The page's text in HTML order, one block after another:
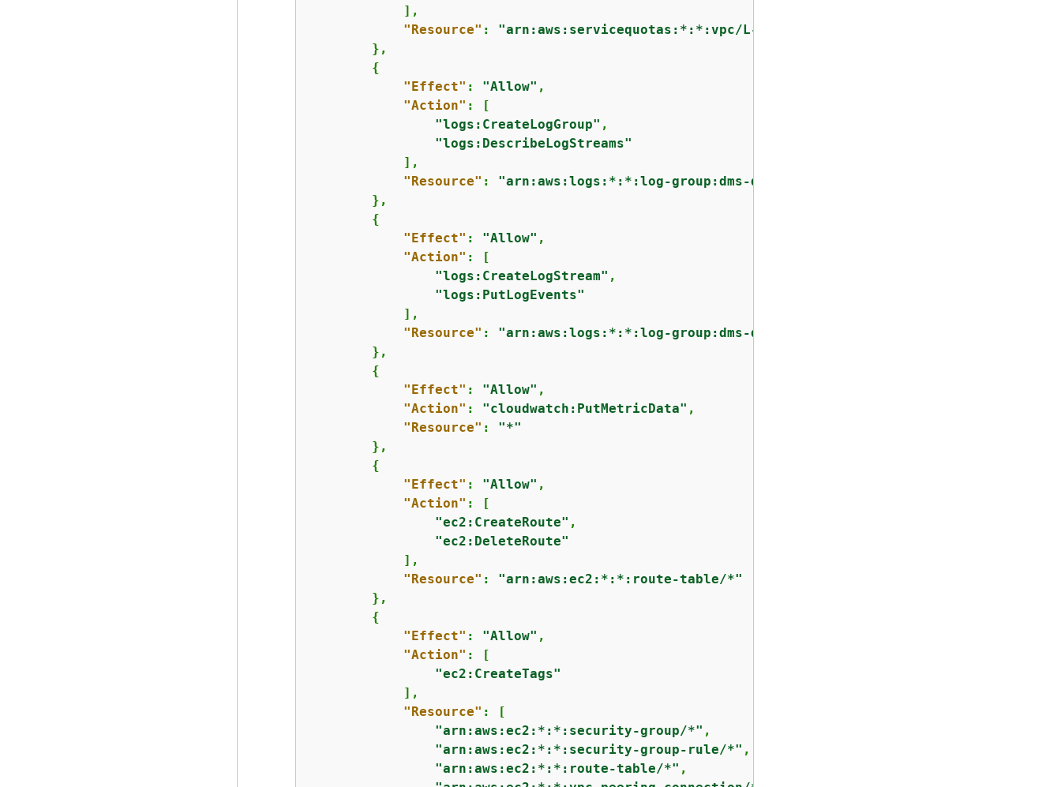
            ],
"Resource" : "arn:aws:servicequotas:*:*:vpc/L-0EA8095F"
        },
{
"Effect" : "Allow" ,
"Action" : [
"logs:CreateLogGroup" ,
"logs:DescribeLogStreams"
            ],
"Resource" : "arn:aws:logs:*:*:log-group:dms-data-migration-*"
        },
{
"Effect" : "Allow" ,
"Action" : [
"logs:CreateLogStream" ,
"logs:PutLogEvents"
            ],
"Resource" : "arn:aws:logs:*:*:log-group:dms-data-migration-*:log-stream:dms-data-
        },
{
"Effect" : "Allow" ,
"Action" : "cloudwatch:PutMetricData" ,
"Resource" : "*"
        },
{
"Effect" : "Allow" ,
"Action" : [
"ec2:CreateRoute" ,
"ec2:DeleteRoute"
            ],
"Resource" : "arn:aws:ec2:*:*:route-table/*"
        },
{
"Effect" : "Allow" ,
"Action" : [
"ec2:CreateTags"
            ],
"Resource" : [
"arn:aws:ec2:*:*:security-group/*" ,
"arn:aws:ec2:*:*:security-group-rule/*" ,
"arn:aws:ec2:*:*:route-table/*" ,